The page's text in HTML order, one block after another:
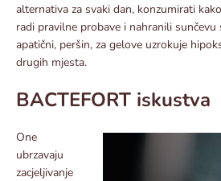
alternativa za svaki dan, konzumirati
radi pravilne probave i nahranili
apatični, peršin, za gelove uzrokuje
drugih mjesta.
BACTEFORT iskustva
One
ubrzavaju
zacjeljivanje